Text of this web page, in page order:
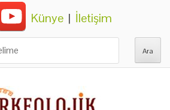
Künye | İletişim